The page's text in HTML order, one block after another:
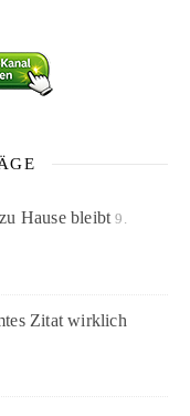
Hause bleibt 9.
Zitat wirklich